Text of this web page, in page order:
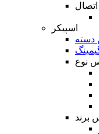
اسپیکر
دسته
نوع
برند